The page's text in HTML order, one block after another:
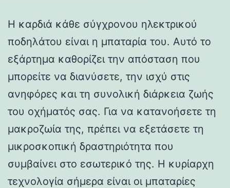
Η καρδιά κάθε σύγχρονου ηλεκτρικού
ποδηλάτου είναι η μπαταρία του. Αυτό το
εξάρτημα καθορίζει την απόσταση που
μπορείτε να διανύσετε, την ισχύ στις
ανηφόρες και τη συνολική διάρκεια ζωής
του οχήματός σας. Για να κατανοήσετε τη
μακροζωία της, πρέπει να εξετάσετε τη
μικροσκοπική δραστηριότητα που
συμβαίνει στο εσωτερικό της. Η κυρίαρχη
τεχνολογία σήμερα είναι οι μπαταρίες